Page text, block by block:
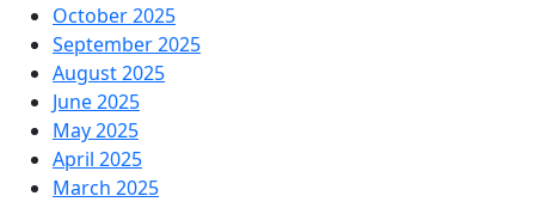
October 2025
September 2025
August 2025
June 2025
May 2025
April 2025
March 2025